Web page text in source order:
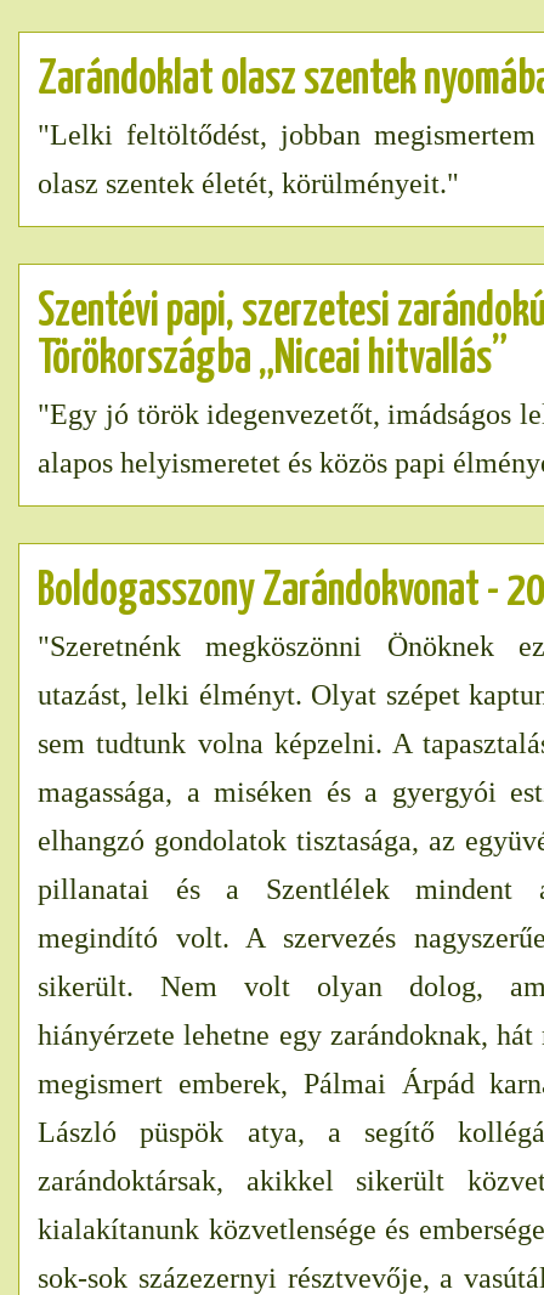
Zarándoklat olasz szentek
"Lelki feltöltődést, jobban
olasz szentek életét, körülményeit."
Szentévi papi, szerzetesi
Törökországba „Niceai hitvallás”
"Egy jó török idegenvezetőt, imádságos
alapos helyismeretet és közös papi
Boldogasszony Zarándokvonat -
"Szeretnénk megköszönni Önöknek
utazást, lelki élményt. Olyat szépet
sem tudtunk volna képzelni. A
magassága, a miséken és a gyergyói
elhangzó gondolatok tisztasága, az
pillanatai és a Szentlélek mindent
megindító volt. A szervezés
sikerült. Nem volt olyan dolog,
hiányérzete lehetne egy zarándoknak,
megismert emberek, Pálmai Árpád
László püspök atya, a segítő
zarándoktársak, akikkel sikerült
kialakítanunk közvetlensége és
sok-sok százezernyi résztvevője, a